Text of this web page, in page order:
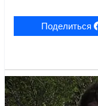
Поделиться